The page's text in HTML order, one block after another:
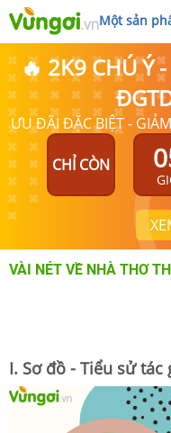
Một sản
🔥 2K9 CHÚ Ý
ƯU ĐÃI ĐẶC BIỆT -
CHỈ CÒN
VÀI NÉT VỀ NHÀ THƠ
I. Sơ đồ - Tiểu sử tác